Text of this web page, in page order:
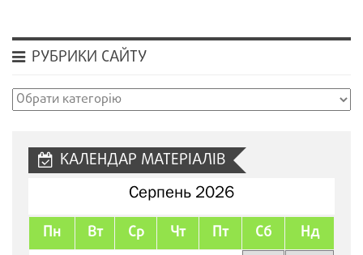
РУБРИКИ САЙТУ
Рубрики
КАЛЕНДАР МАТЕРІАЛІВ
Серпень 2026
Пн Вт Ср Чт Пт Сб Нд